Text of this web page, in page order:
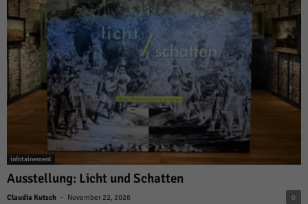
infotainement
Ausstellung: Licht und Schatten
Claudia Kutsch - November 22, 2026 0